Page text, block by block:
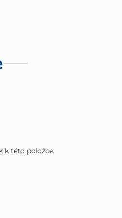
k této položce.